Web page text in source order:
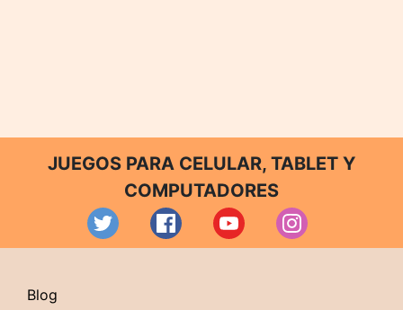
JUEGOS PARA CELULAR, TABLET Y
COMPUTADORES
Blog